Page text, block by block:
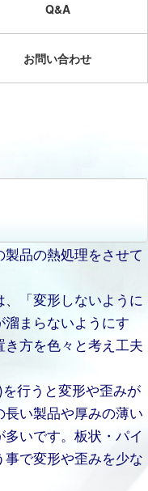
Q&A
お問い合わせ
品の熱処理をさせて
「変形しないように
まらないようにす
方を色々と考え工夫
行うと変形や歪みが
い製品や厚みの薄い
いです。板状・パイ
で変形や歪みを少な